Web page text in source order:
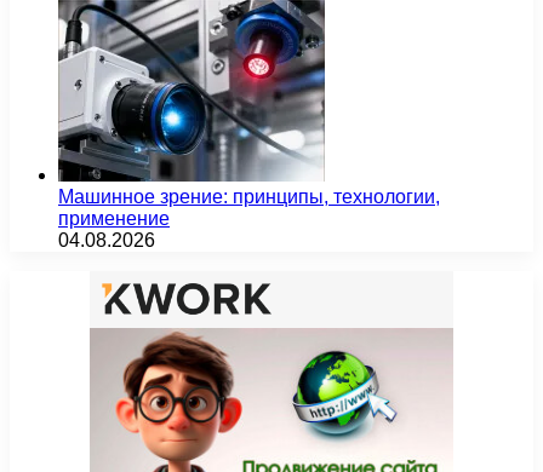
Машинное зрение: принципы, технологии,
применение
04.08.2026